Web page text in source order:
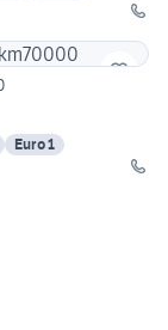
Euro 1